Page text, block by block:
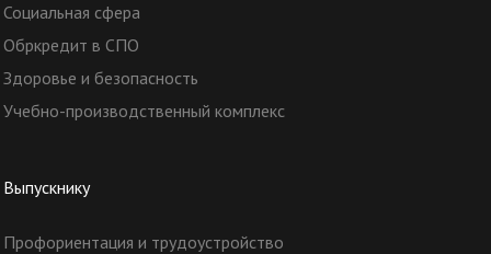
Социальная сфера
Обркредит в СПО
Здоровье и безопасность
Учебно-производственный комплекс
Выпускнику
Профориентация и трудоустройство